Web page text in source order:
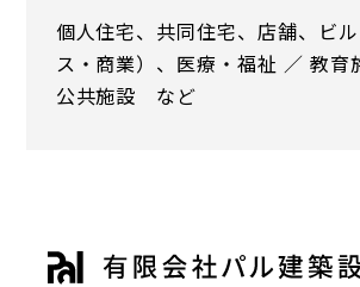
個人住宅、共同住宅、店舗、ビ
ス・商業）、 医療・福祉 ／ 教育
公共施設 など